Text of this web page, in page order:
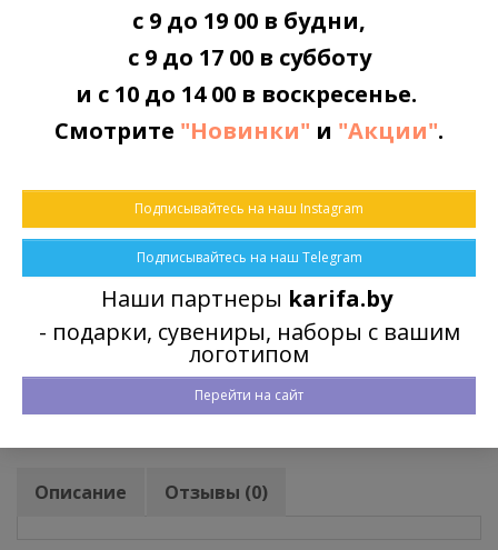
Написать отзыв
БЫСТРАЯ ДОСТАВКА
ОПЛАТА
Наличными или картой
ПРИНИМАЕМ ЗАКАЗЫ
Круглосуточно через корзину заказов
Описание Отзывы (0)
с 9 до 19 00 в будни,
с 9 до 17 00 в субботу
и с 10 до 14 00 в воскресенье.
Смотрите "Новинки" и "Акции".
Подписывайтесь на наш Instagram
Подписывайтесь на наш Telegram
Наши партнеры karifa.by
- подарки, сувениры, наборы с вашим
логотипом
Перейти на сайт